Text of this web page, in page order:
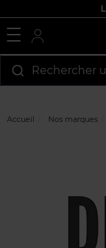
Rechercher
Accueil Nos marques